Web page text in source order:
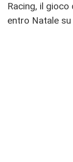
Racing, il
entro Natale